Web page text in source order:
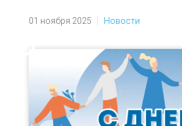
01 ноября 2025 Новости